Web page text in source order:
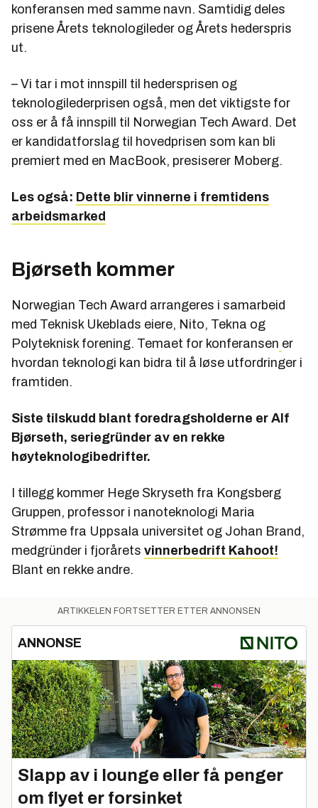
konferansen med samme navn. Samtidig deles
prisene Årets teknologileder og Årets hederspris
ut.
– Vi tar i mot innspill til hedersprisen og
teknologilederprisen også, men det viktigste for
oss er å få innspill til Norwegian Tech Award. Det
er kandidatforslag til hovedprisen som kan bli
premiert med en MacBook, presiserer Moberg.
Les også: Dette blir vinnerne i fremtidens
arbeidsmarked
Bjørseth kommer
Norwegian Tech Award arrangeres i samarbeid
med Teknisk Ukeblads eiere, Nito, Tekna og
Polyteknisk forening. Temaet for konferansen er
hvordan teknologi kan bidra til å løse utfordringer i
framtiden.
Siste tilskudd blant foredragsholderne er Alf
Bjørseth, seriegründer av en rekke
høyteknologibedrifter.
I tillegg kommer Hege Skryseth fra Kongsberg
Gruppen, professor i nanoteknologi Maria
Strømme fra Uppsala universitet og Johan Brand,
medgründer i fjorårets vinnerbedrift Kahoot!
Blant en rekke andre.
ARTIKKELEN FORTSETTER ETTER ANNONSEN
ANNONSE
Slapp av i lounge eller få penger
om flyet er forsinket